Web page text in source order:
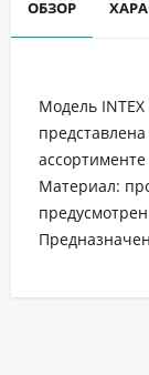
ОБЗОР
Модель INTEX
Материал: